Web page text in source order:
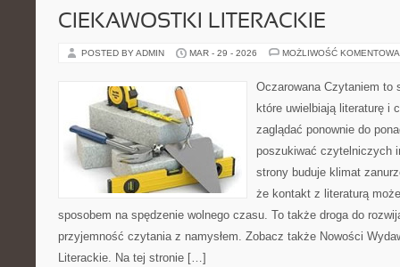
CIEKAWOSTKI LITERACKIE
POSTED BY ADMIN MAR - 29 - 2026 MOŻLIWOŚĆ
Oczarowana Czytaniem to
które uwielbiają literaturę i
zaglądać ponownie do
poszukiwać czytelniczych
strony buduje klimat
że kontakt z literaturą
sposobem na spędzenie wolnego czasu. To także droga do
przyjemność czytania z namysłem. Zobacz także Nowości
Literackie. Na tej stronie […]